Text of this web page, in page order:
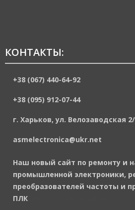
КОНТАКТЫ:
+38 (067) 440-64-92
+38 (095) 912-07-44
г. Харьков, ул. Велозаводская
asmelectronica@ukr.net
Наш новый сайт по ремонту и
промышленной электроники,
преобразователей частоты и
ПЛК